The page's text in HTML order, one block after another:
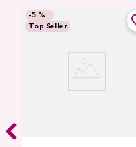
-5 %
Top Seller